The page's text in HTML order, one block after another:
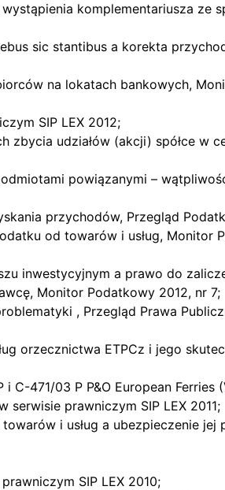
komplementariusza ze
sic stantibus a korekta
na lokatach bankowych,
SIP LEX 2012;
zbycia udziałów (akcji) spółce w
powiązanymi –
przychodów, Przegląd
od towarów i usług, Monitor
inwestycyjnym a prawo do
Monitor Podatkowy 2012, nr 7;
, Przegląd Prawa
orzecznictwa ETPCz i jego
471/03 P P&O European Ferries
prawniczym SIP LEX 2011;
i usług a ubezpieczenie jej
SIP LEX 2010;